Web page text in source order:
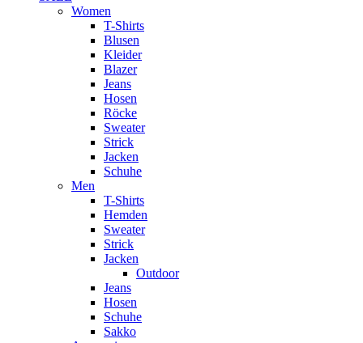
Women
T-Shirts
Blusen
Kleider
Blazer
Jeans
Hosen
Röcke
Sweater
Strick
Jacken
Schuhe
Men
T-Shirts
Hemden
Sweater
Strick
Jacken
Outdoor
Jeans
Hosen
Schuhe
Sakko